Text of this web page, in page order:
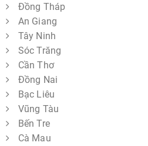
Đồng Tháp
An Giang
Tây Ninh
Sóc Trăng
Cần Thơ
Đồng Nai
Bạc Liêu
Vũng Tàu
Bến Tre
Cà Mau